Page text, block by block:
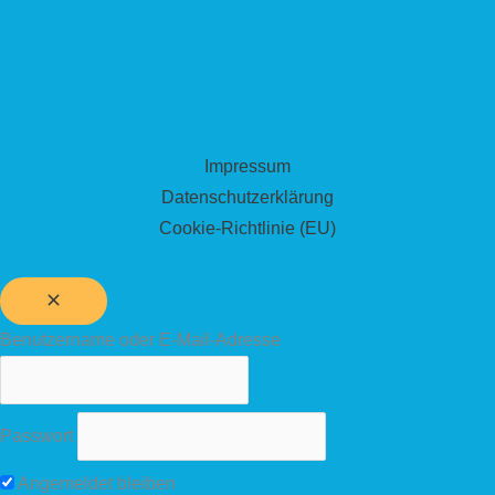
Impressum
Datenschutzerklärung
Cookie-Richtlinie (EU)
Benutzername oder E-Mail-Adresse
Passwort
Angemeldet bleiben